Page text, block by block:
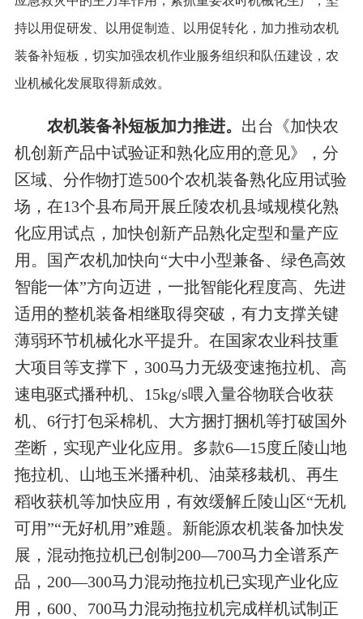
持以用促研发、以用促制造、以用促转化，加力推动农机
装备补短板，切实加强农机作业服务组织和队伍建设，农
业机械化发展取得新成效。
农机装备补短板加力推进。 出台《加快农
机创新产品中试验证和熟化应用的意见》，分
区域、分作物打造500个农机装备熟化应用试验
场，在13个县布局开展丘陵农机县域规模化熟
化应用试点，加快创新产品熟化定型和量产应
用。国产农机加快向“大中小型兼备、绿色高效
智能一体”方向迈进，一批智能化程度高、先进
适用的整机装备相继取得突破，有力支撑关键
薄弱环节机械化水平提升。在国家农业科技重
大项目等支撑下，300马力无级变速拖拉机、高
速电驱式播种机、15kg/s喂入量谷物联合收获
机、6行打包采棉机、大方捆打捆机等打破国外
垄断，实现产业化应用。多款6—15度丘陵山地
拖拉机、山地玉米播种机、油菜移栽机、再生
稻收获机等加快应用，有效缓解丘陵山区“无机
可用”“无好机用”难题。新能源农机装备加快发
展，混动拖拉机已创制200—700马力全谱系产
品，200—300马力混动拖拉机已实现产业化应
用，600、700马力混动拖拉机完成样机试制正